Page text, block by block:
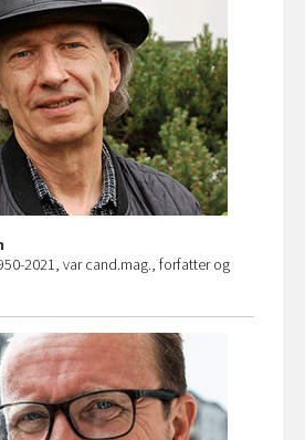
2021, var cand.mag., forfatter og